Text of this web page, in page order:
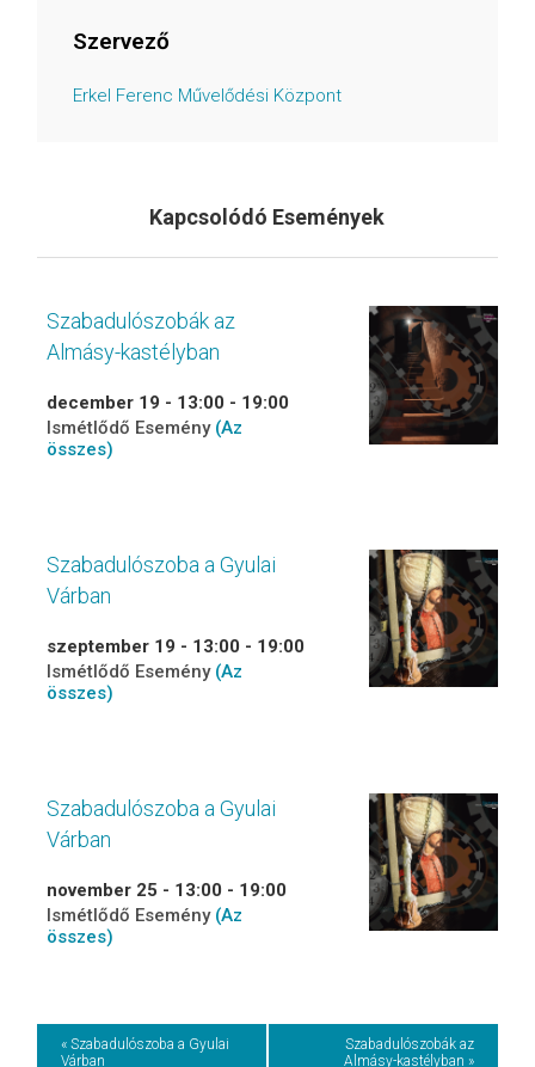
Szervező
Erkel Ferenc Művelődési Központ
Kapcsolódó Események
Szabadulószobák az
Almásy-kastélyban
december 19 - 13:00 - 19:00
Ismétlődő Esemény (Az
összes)
Szabadulószoba a Gyulai
Várban
szeptember 19 - 13:00 - 19:00
Ismétlődő Esemény (Az
összes)
Szabadulószoba a Gyulai
Várban
november 25 - 13:00 - 19:00
Ismétlődő Esemény (Az
összes)
Event
« Szabadulószoba a Gyulai
Várban
Szabadulószobák az
Almásy-kastélyban »